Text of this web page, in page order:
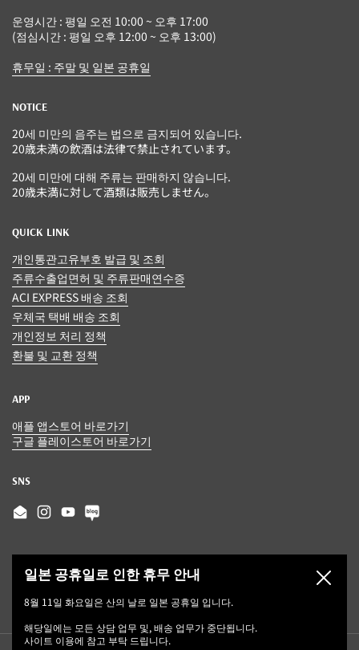
운영시간 : 평일 오전 10:00 ~ 오후 17:00
(점심시간 : 평일 오후 12:00 ~ 오후 13:00)
휴무일 : 주말 및 일본 공휴일
NOTICE
20세 미만의 음주는 법으로 금지되어 있습니다.
20歳未満の飲酒は法律で禁止されています。
20세 미만에 대해 주류는 판매하지 않습니다.
20歳未満に対して酒類は販売しません。
QUICK LINK
개인통관고유부호 발급 및 조회
주류수출업면허 및 주류판매연수증
ACI EXPRESS 배송 조회
우체국 택배 배송 조회
개인정보 처리 정책
환불 및 교환 정책
APP
애플 앱스토어 바로가기
구글 플레이스토어 바로가기
SNS
EmailInstagram
YouTube
일본 공휴일로 인한 휴무 안내
8월 11일 화요일은 산의 날로 일본 공휴일 입니다.
해당일에는 모든 상담 업무 및, 배송 업무가 중단됩니다.
사이트 이용에 참고 부탁 드립니다.
닫기